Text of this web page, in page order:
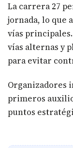
La carrera 27
jornada, lo que
vías
vías alternas y
para evitar
Organizadores
primeros
puntos